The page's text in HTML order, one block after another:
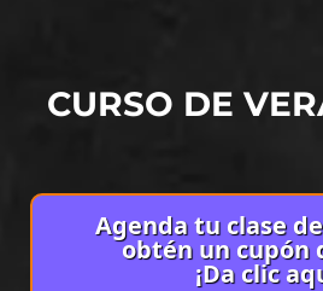
CURSO DE
Agenda tu clase
obtén un cupón
¡Da clic